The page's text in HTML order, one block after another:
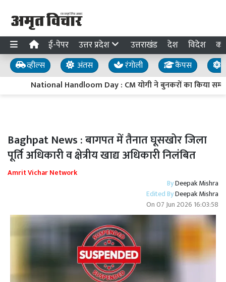
ई-पेपर उत्तर प्रदेश उत्तराखंड देश विदेश
व्हील्स अंतस रंगोली कैंपस
National Handloom Day : CM योगी ने बुनकरों का किया
Baghpat News : बागपत में तैनात घूसखोर जिला
पूर्ति अधिकारी व क्षेत्रीय खाद्य अधिकारी निलंबित
Amrit Vichar Network
ByDeepak Mishra
Edited ByDeepak Mishra
On07 Jun 2026 16:03:58